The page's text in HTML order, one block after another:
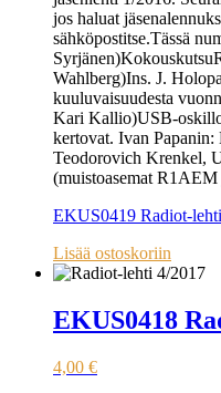
jos haluat
sähköpostitse.Tässä
Wahlberg)Ins. J.
kuuluvaisuudesta
Kari Kallio)USB-
kertovat. Ivan
Teodorovich
(muistoasemat
EKUS0419 Radiot-
Lisää ostoskoriin
EKUS0418
4,00 €